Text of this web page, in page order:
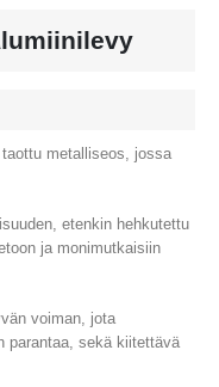
metalliseos, jossa
etenkin hehkutettu
ja monimutkaisiin
voiman, jota
parantaa, sekä kiitettävä